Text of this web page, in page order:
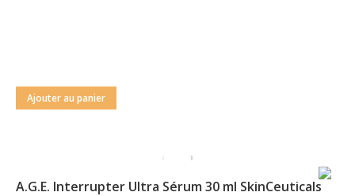
Ajouter au panier
A.G.E. Interrupter Ultra Sérum 30 ml SkinCeuticals